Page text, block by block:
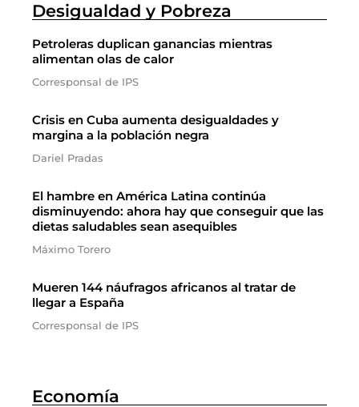
Desigualdad y Pobreza
Petroleras duplican ganancias mientras
alimentan olas de calor
Corresponsal de IPS
Crisis en Cuba aumenta desigualdades y
margina a la población negra
Dariel Pradas
El hambre en América Latina continúa
disminuyendo: ahora hay que conseguir que las
dietas saludables sean asequibles
Máximo Torero
Mueren 144 náufragos africanos al tratar de
llegar a España
Corresponsal de IPS
Economía